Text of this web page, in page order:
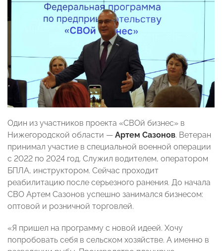
Один из участников проекта «СВОй бизнес» в
Нижегородской области — Артем Сазонов. Ветеран
принимал участие в специальной военной операции
с 2022 по 2024 год. Служил водителем, оператором
БПЛА, инструктором. Сейчас проходит
реабилитацию после серьезного ранения. До начала
СВО Артем Сазонов успешно занимался бизнесом:
оптовой и розничной торговлей.
«Я пришел на программу с новой идеей. Хочу
попробовать себя в сельском хозяйстве. А именно в